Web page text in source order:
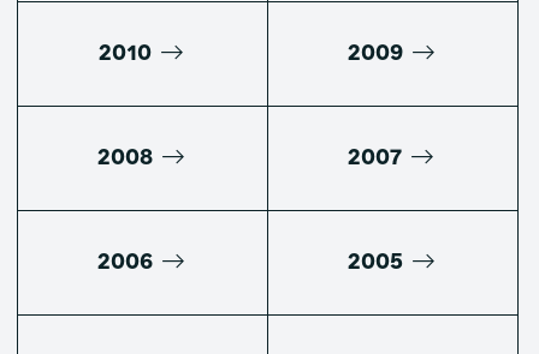
2010 2009
2008 2007
2006 2005